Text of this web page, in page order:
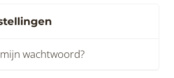
wachtwoord?